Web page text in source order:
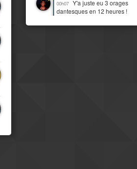
00h07
Y'a juste eu 3 orages
dantesques en 12 heures !
quand c'était juste de la pluie !